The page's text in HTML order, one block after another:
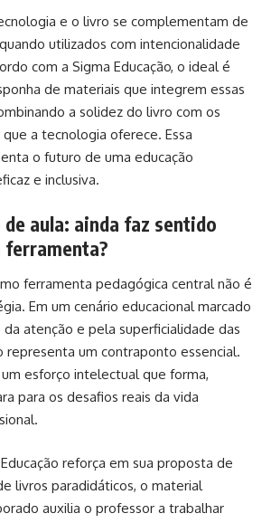
e o livro se complementam de
utilizados com intencionalidade
com a Sigma Educação, o ideal é
de materiais que integrem essas
a solidez do livro com os
a tecnologia oferece. Essa
o futuro de uma educação
e inclusiva.
de aula: ainda faz sentido
ferramenta?
ferramenta pedagógica central não é
Em um cenário educacional marcado
atenção e pela superficialidade das
representa um contraponto essencial.
esforço intelectual que forma,
para os desafios reais da vida
reforça em sua proposta de
livros paradidáticos, o material
auxilia o professor a trabalhar